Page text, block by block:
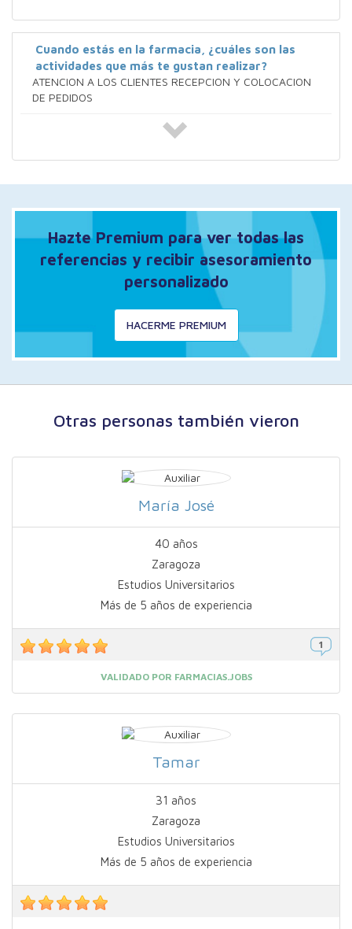
Cuando estás en la farmacia, ¿cuáles son las
actividades que más te gustan realizar?
ATENCION A LOS CLIENTES RECEPCION Y COLOCACION
DE PEDIDOS
Hazte Premium para ver todas las
referencias y recibir asesoramiento
personalizado
HACERME PREMIUM
Otras personas también vieron
María José
40 años
Zaragoza
Estudios Universitarios
Más de 5 años de experiencia
VALIDADO POR FARMACIAS.JOBS
Tamar
31 años
Zaragoza
Estudios Universitarios
Más de 5 años de experiencia